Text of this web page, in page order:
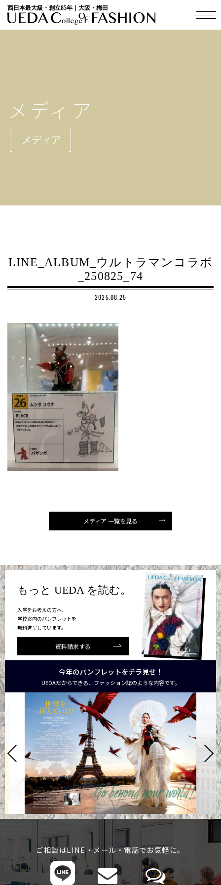
西日本最大級・創立85年｜大阪・梅田
メディア
メディア
LINE_ALBUM_ウルトラマンコラボ
_250825_74
2025.08.25
メディア 一覧を見る
もっと UEDA を読む。
入学をお考えの方へ、
学校案内のパンフレットを
無料進呈しています。
資料請求する
今年のパンフレットをチラ見せ！
UEDAだからできる、ファッション誌のような内容です。
ご相談はLINE・メール・電話でお気軽に。